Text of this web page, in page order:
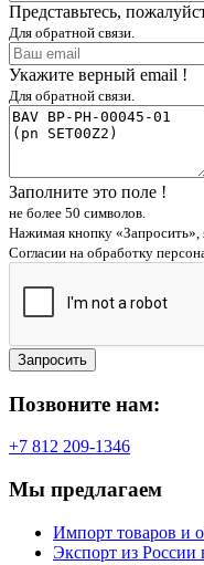
Представьтесь,
Для обратной связи.
Укажите верный email !
Для обратной связи.
Заполните это поле !
не более 50 символов.
Нажимая кнопку
Согласии на обработку
Запросить
Позвоните нам:
+7 812 209-1346
Мы предлагаем
Импорт товаров и
Экспорт из